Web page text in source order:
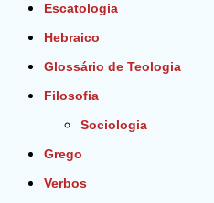
Escatologia
Hebraico
Glossário de Teologia
Filosofia
Sociologia
Grego
Verbos